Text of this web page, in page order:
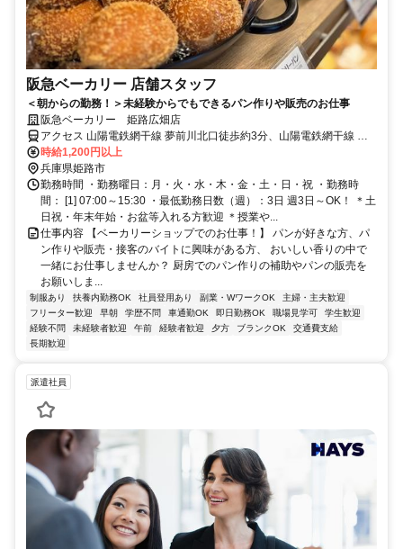
阪急ベーカリー 店舗スタッフ
＜朝からの勤務！＞未経験からでもできるパン作りや販売のお仕事
阪急ベーカリー 姫路広畑店
アクセス 山陽電鉄網干線 夢前川北口徒歩約3分、山陽電鉄網干線 広
畑出入口1徒歩約17分、山陽電鉄網干線 西飾磨徒歩約21分 「夢前川
駅」より徒歩4分 ★車通勤OK
時給1,200円以上
兵庫県姫路市
勤務時間 ・勤務曜日：月・火・水・木・金・土・日・祝 ・勤務時
間： [1] 07:00～15:30 ・最低勤務日数（週）：3日 週3日～OK！ ＊土
日祝・年末年始・お盆等入れる方歓迎 ＊授業や...
仕事内容 【ベーカリーショップでのお仕事！】 パンが好きな方、パ
ン作りや販売・接客のバイトに興味がある方、 おいしい香りの中で
一緒にお仕事しませんか？ 厨房でのパン作りの補助やパンの販売を
お願いしま...
制服あり 扶養内勤務OK 社員登用あり 副業・WワークOK
主婦・主夫歓迎
フリーター歓迎
早朝 学歴不問 車通勤OK 即日勤務OK 職場見学可
学生歓迎
経験不問
未経験者歓迎 午前 経験者歓迎 夕方 ブランクOK
交通費支給
長期歓迎
派遣社員